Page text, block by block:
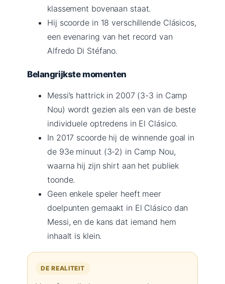
klassement bovenaan staat.
Hij scoorde in 18 verschillende Clásicos,
een evenaring van het record van
Alfredo Di Stéfano.
Belangrijkste momenten
Messi’s hattrick in 2007 (3-3 in Camp
Nou) wordt gezien als een van de beste
individuele optredens in El Clásico.
In 2017 scoorde hij de winnende goal in
de 93e minuut (3-2) in Camp Nou,
waarna hij zijn shirt aan het publiek
toonde.
Geen enkele speler heeft meer
doelpunten gemaakt in El Clásico dan
Messi, en de kans dat iemand hem
inhaalt is klein.
DE REALITEIT